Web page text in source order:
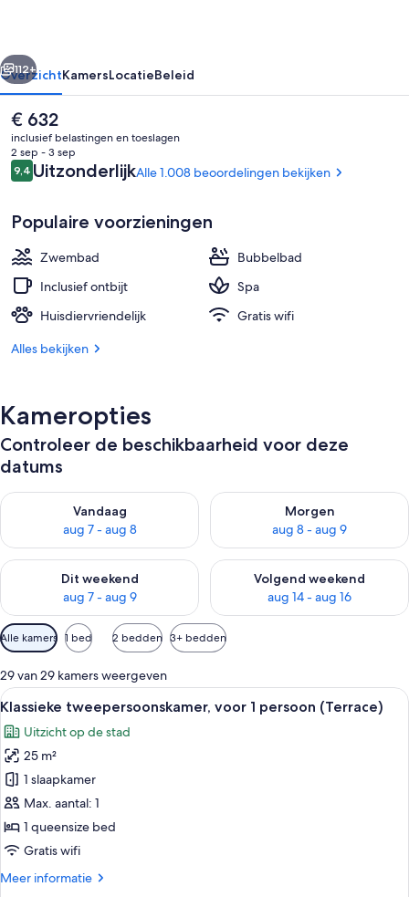
Exterieur
Volgende
112+
OverzichtKamersLocatieBeleid
De
huidige
prijs
is
€ 632
€ 632
inclusief belastingen en toeslagen
2 sep - 3 sep
Beoordelingen
9,49,4 op 10 –
UitzonderlijkAlle 1.008 beoordelingen bekijken
Populaire voorzieningen
Zwembad
Bubbelbad
Inclusief ontbijt
Spa
Huisdiervriendelijk
Gratis wifi
Alles bekijken
Kameropties
Controleer de beschikbaarheid voor deze
datums
Vandaag
aug 7 - aug 8
De beschikbaarheid controleren voor vanavond aug 7 - aug 8
Morgen
aug 8 - aug 9
De beschikbaarheid
Dit weekend
aug 7 - aug 9
De beschikbaarheid controleren voor dit weekend aug 7 -
Volgend weekend
aug 14 - aug 16
De beschikbaarheid
Beschikbare
filters
voor
kamers
Alle kamers 1 bed 2 bedden 3+ bedden
29 van 29 kamers weergeven
Alle
foto's
voor
Klassieke
tweepersoonskamer,
voor
1
persoon
laden
Een hotelkamer met een groot bed,
6
Klassieke tweepersoonskamer, voor 1 persoon (Terrace)
Uitzicht op de stad
25 m²
1 slaapkamer
Max. aantal: 1
1 queensize bed
Gratis wifi
Meer informatie
Meer